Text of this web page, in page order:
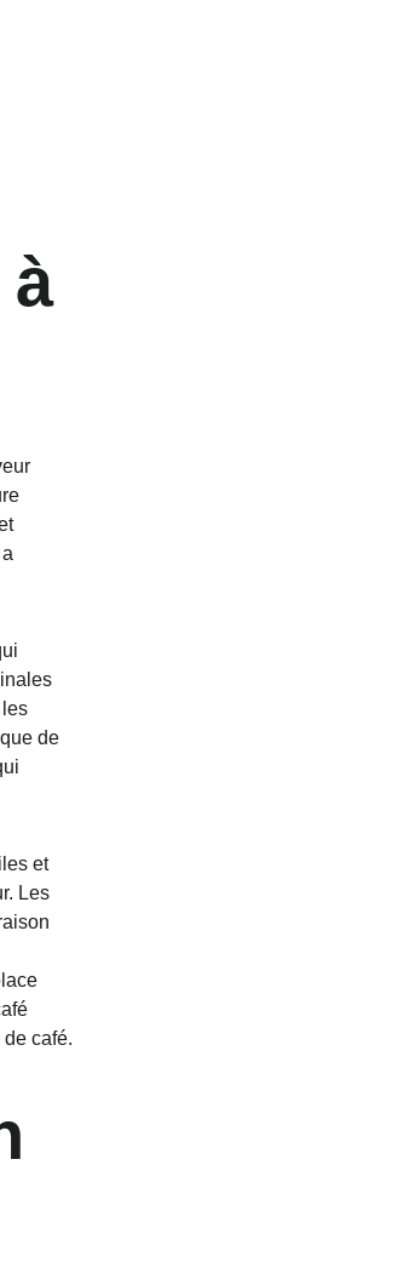
de
et
Les
café.